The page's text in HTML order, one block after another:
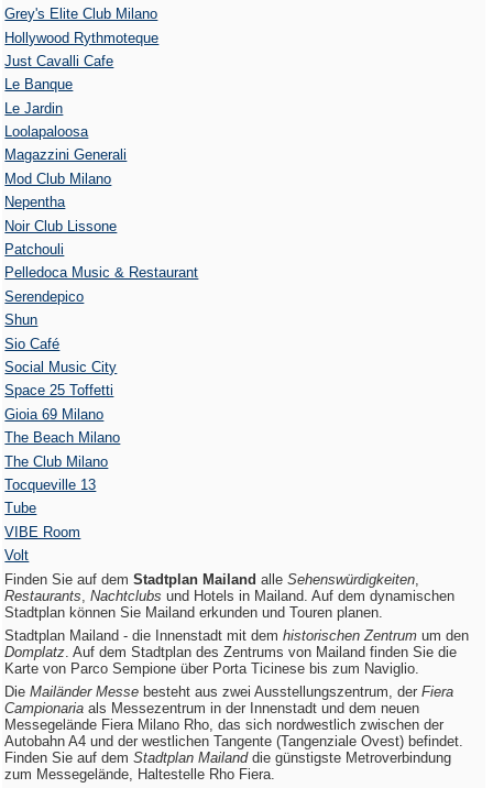
Grey's Elite Club Milano
Hollywood Rythmoteque
Just Cavalli Cafe
Le Banque
Le Jardin
Loolapaloosa
Magazzini Generali
Mod Club Milano
Nepentha
Noir Club Lissone
Patchouli
Pelledoca Music & Restaurant
Serendepico
Shun
Sio Café
Social Music City
Space 25 Toffetti
Gioia 69 Milano
The Beach Milano
The Club Milano
Tocqueville 13
Tube
VIBE Room
Volt
Finden Sie auf demStadtplan Mailand alleSehenswürdigkeiten
Restaurants ,Nachtclubs und Hotels in Mailand. Auf dem dynamischen
Stadtplan können Sie Mailand erkunden und Touren planen.
Stadtplan Mailand - die Innenstadt mit demhistorischen Zentrum um den
Domplatz . Auf dem Stadtplan des Zentrums von Mailand finden Sie die
Karte von Parco Sempione über Porta Ticinese bis zum Naviglio.
Die Mailänder Messe besteht aus zwei Ausstellungszentrum, der Fiera
Campionaria als Messezentrum in der Innenstadt und dem neuen
Messegelände Fiera Milano Rho, das sich nordwestlich zwischen der
Autobahn A4 und der westlichen Tangente (Tangenziale Ovest) befindet.
Finden Sie auf demStadtplan Mailanddie günstigste Metroverbindung
zum Messegelände, Haltestelle Rho Fiera.